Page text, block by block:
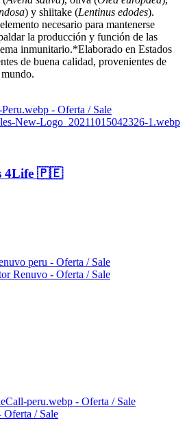
) y shiitake (Lentinus edodes).
necesario para mantenerse
la producción y función de las
inmunitario.*Elaborado en Estados
de buena calidad, provenientes de
4Life 🇵🇪